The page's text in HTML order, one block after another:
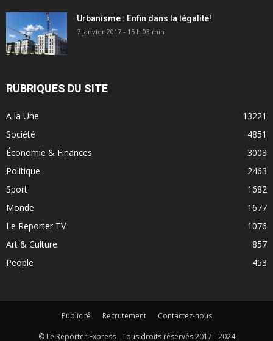
Urbanisme : Enfin dans la légalité!
7 janvier 2017 - 15 h 03 min
RUBRIQUES DU SITE
A la Une
13221
Société
4851
Économie & Finances
3008
Politique
2463
Sport
1682
Monde
1677
Le Reporter TV
1076
Art & Culture
857
People
453
Publicité Recrutement
Contactez-nous
© Le Reporter Express - Tous droits réservés 2017 - 2024